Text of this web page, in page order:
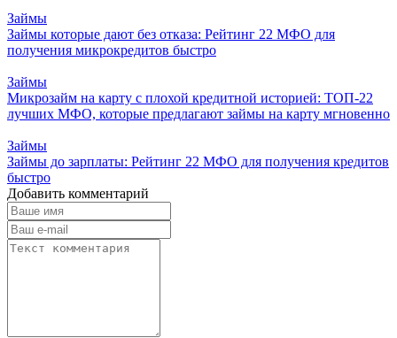
Займы
Займы которые дают без отказа: Рейтинг 22 МФО для
получения микрокредитов быстро
Займы
Микрозайм на карту с плохой кредитной историей: ТОП-22
лучших МФО, которые предлагают займы на карту мгновенно
Займы
Займы до зарплаты: Рейтинг 22 МФО для получения кредитов
быстро
Добавить комментарий